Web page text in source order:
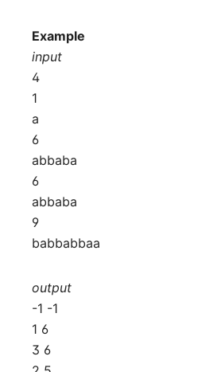
Example
input
4
1
a
6
abbaba
6
abbaba
9
babbabbaa
output
-1 -1
1 6
3 6